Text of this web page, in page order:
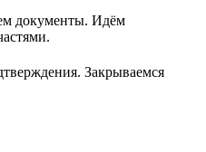
документы. Идём
Закрываемся